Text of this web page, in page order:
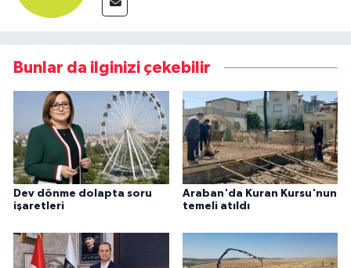
Bunlar da ilginizi çekebilir
Dev dönme dolapta soru
işaretleri
Araban'da Kuran Kursu'nun
temeli atıldı